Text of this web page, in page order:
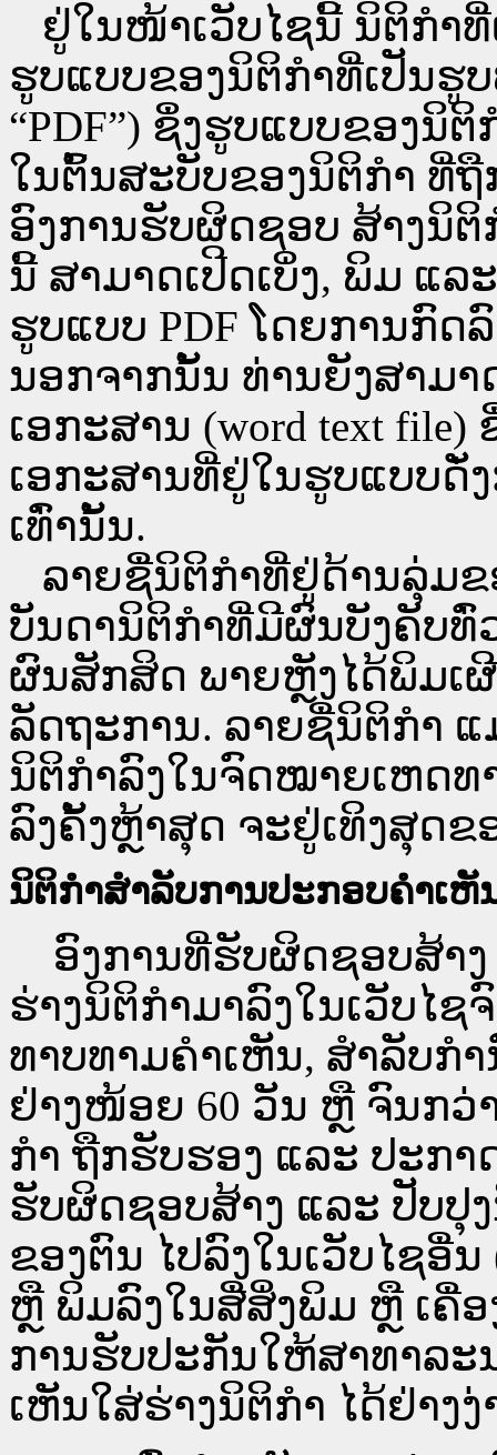
ຢູ່ໃນໜ້າ​ເວັບ​ໄຊ​ນີ້ ນິຕິກຳ
ຮູບແບບຂອງນິຕິກໍາທີ່ເປັນຮູບພ
“PDF”) ຊຶ່ງຮູບແບບຂອງນິ
ໃນຕົ້ນສະບັບຂອງນິຕິກໍາ ທີ່
ອົງການຮັບຜິດຊອບ ສ້າງນິຕິ
ນີ້ ສາມາດເປີດເບິ່ງ, ພິມ ແລ
ຮູບແບບ PDF ໂດຍການກົດ
ນອກຈາກນັ້ນ ທ່ານຍັງສາມາ
ເອກະສານ (word text
ເອກະສານທີ່ຢູ່ໃນຮູບແບບດັ່
ເທົ່ານັ້ນ.
ລາຍຊື່ນິຕິກຳທີ່ຢູ່ດ້ານລຸ່ມ
ບັນດານິຕິກຳທີ່ມີຜົນບັງຄັບທົ່
ຜົນສັກສິດ ພາຍຫຼັງໄດ້ພິມເ
ລັດຖະການ. ລາຍຊື່ນິຕິກຳ
ນິຕິກຳລົງໃນຈົດໝາຍເຫດທ
ລົງຄັ້ງຫຼ້າສຸດ ຈະຢູ່ເທິງສຸດຂ
ນິຕິກຳສຳລັບການປະກອບຄຳເຫັ
ອົງການທີ່ຮັບຜິດຊອບສ້າງ
ຮ່າງນິຕິກຳມາລົງໃນ​ເວັບ​ໄ
ທາບທາມຄຳເຫັນ, ສໍາລັບກໍ
ຢ່າງໜ້ອຍ 60 ວັນ ຫຼື ຈົນກ
ກໍາ ຖືກຮັບຮອງ ແລະ ປະກ
ຮັບຜິດຊອບສ້າງ ແລະ ປັບປຸ
ຂອງຕົນ ໄປລົງໃນ​ເວັບ​ໄຊ​ອື່
ຫຼື ພິມລົງໃນສື່ສິ່ງພິມ ຫຼື ເຄື່
ການຮັບປະກັນໃຫ້ສາທາລະ
ເຫັນໃສ່ຮ່າງນິຕິກຳ ໄດ້ຢ່າງ